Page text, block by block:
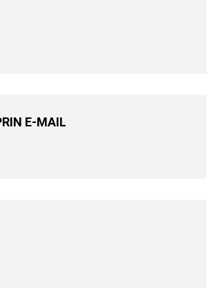
E-MAIL